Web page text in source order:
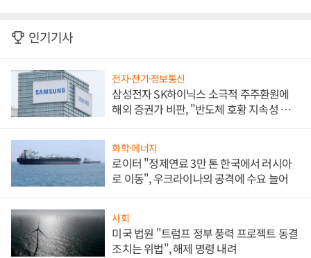
인기기사
전자·전기·정보통신
삼성전자 SK하이닉스 소극적 주주환원에
해외 증권가 비판, "반도체 호황 지속성 의
화학·에너지
로이터 "정제연료 3만 톤 한국에서 러시아
로 이동", 우크라이나의 공격에 수요 늘어
사회
미국 법원 "트럼프 정부 풍력 프로젝트 동결
조치는 위법", 해제 명령 내려